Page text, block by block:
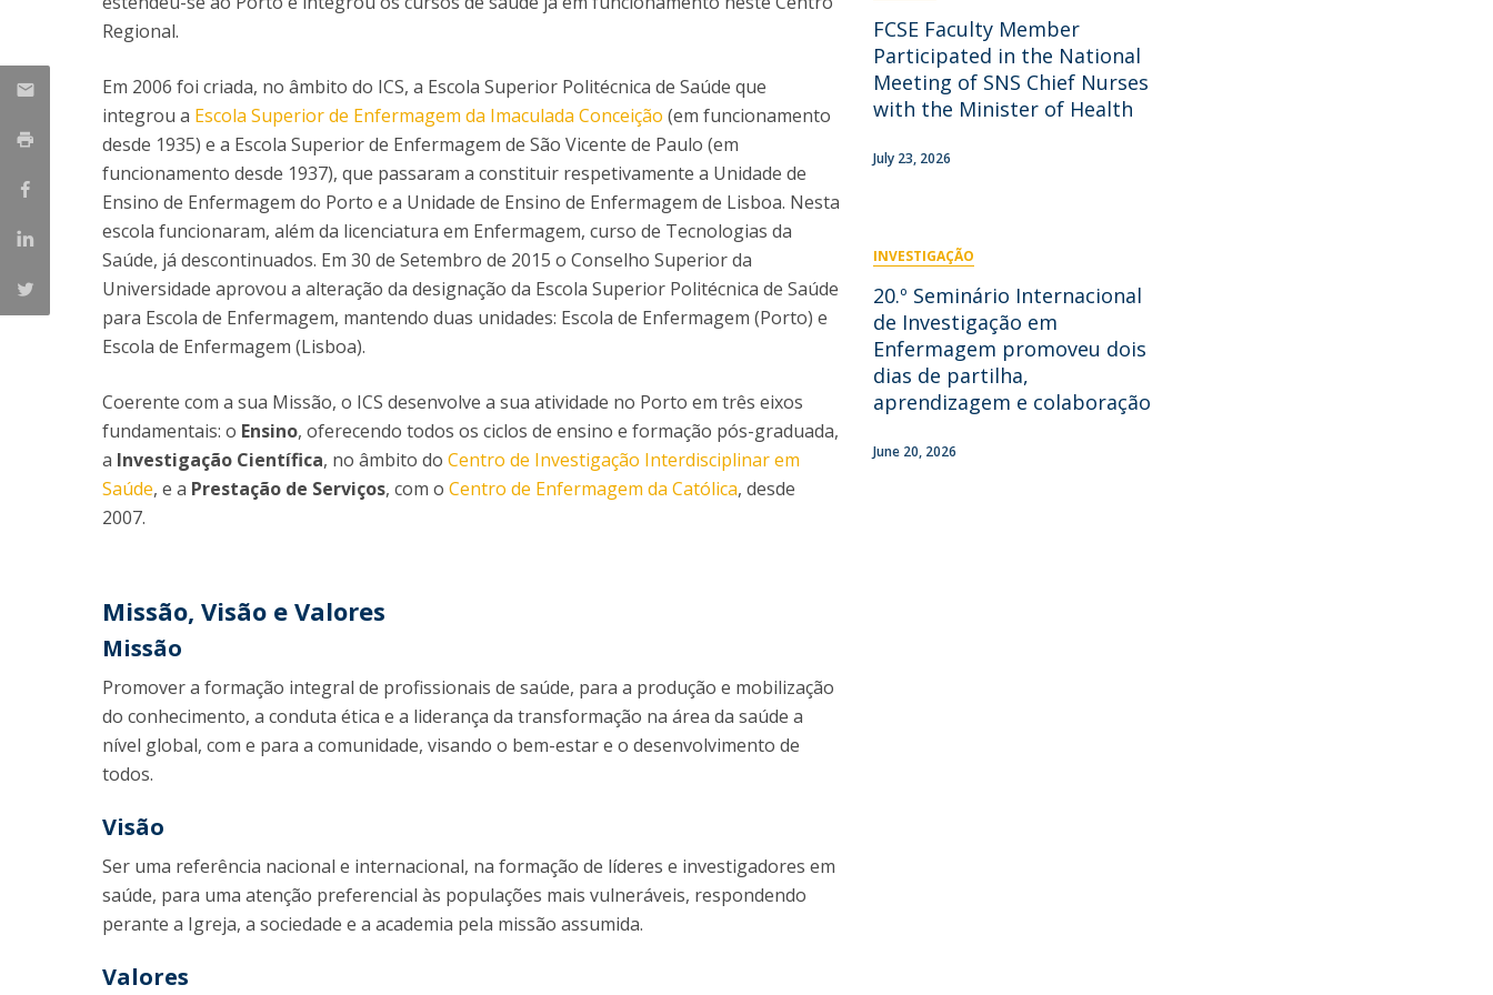
Mestrado em Enfermagem de Reabilitação
Pediátrica
Mestrado em Enfermagem Médico-Cirúrgica na área de
Enfermagem à Pessoa em Situação Crítica
Mestrado em Enfermagem Comunitária na área de
Enfermagem de Saúde Comunitária e de Saúde Pública
Mestrado em Regeneração e Viabilidade Tecidular
Recrutamentos
Student Ombudsman
Partnerships
National
Internacionais
Campus
How to arrive
Contact Directory
Regional.
Em 2006 foi criada, no âmbito do ICS, a Escola Superior Politécnica de Saúde que
integrou a Escola Superior de Enfermagem da Imaculada Conceição (em funcionamento
desde 1935) e a Escola Superior de Enfermagem de São Vicente de Paulo (em
funcionamento desde 1937), que passaram a constituir respetivamente a Unidade de
Ensino de Enfermagem do Porto e a Unidade de Ensino de Enfermagem de Lisboa. Nesta
escola funcionaram, além da licenciatura em Enfermagem, curso de Tecnologias da
Saúde, já descontinuados. Em 30 de Setembro de 2015 o Conselho Superior da
Universidade aprovou a alteração da designação da Escola Superior Politécnica de Saúde
para Escola de Enfermagem, mantendo duas unidades: Escola de Enfermagem (Porto) e
Escola de Enfermagem (Lisboa).
Coerente com a sua Missão, o ICS desenvolve a sua atividade no Porto em três eixos
fundamentais: o Ensino, oferecendo todos os ciclos de ensino e formação pós-graduada,
a Investigação Científica, no âmbito do Centro de Investigação Interdisciplinar em
Saúde, e a Prestação de Serviços, com o Centro de Enfermagem da Católica, desde
2007.
Missão, Visão e Valores
Missão
Promover a formação integral de profissionais de saúde, para a produção e mobilização
do conhecimento, a conduta ética e a liderança da transformação na área da saúde a
nível global, com e para a comunidade, visando o bem-estar e o desenvolvimento de
todos.
Visão
Ser uma referência nacional e internacional, na formação de líderes e investigadores em
saúde, para uma atenção preferencial às populações mais vulneráveis, respondendo
perante a Igreja, a sociedade e a academia pela missão assumida.
Valores
FCSE Faculty Member
Participated in the National
Meeting of SNS Chief Nurses
with the Minister of Health
July 23, 2026
INVESTIGAÇÃO
20.º Seminário Internacional
de Investigação em
Enfermagem promoveu dois
dias de partilha,
aprendizagem e colaboração
June 20, 2026